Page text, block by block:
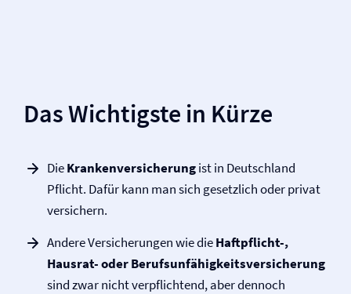
Das Wichtigste in Kürze
DieKranken­versicherungist in Deutschland
Pflicht. Dafür kann man sich gesetzlich oder privat
versichern.
Andere Versicherungen wie dieHaftpflicht-,
Hausrat- oder Berufs­unfähigkeits­versicherung
sind zwar nicht ver­pflichtend, aber dennoch